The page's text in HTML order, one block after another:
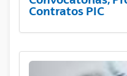
Contratos PIC